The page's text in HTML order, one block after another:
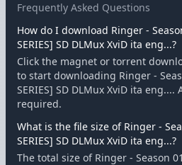
Frequently Asked Questions
How do I download Ringer -
SERIES] SD DLMux XviD ita eng...?
Click the magnet or torrent
to start downloading Ringer -
SERIES] SD DLMux XviD ita
required.
What is the file size of Ringer -
SERIES] SD DLMux XviD ita eng...?
The total size of Ringer - Season